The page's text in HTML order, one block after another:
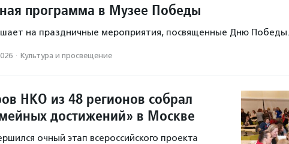
программа в Музее Победы
на праздничные мероприятия, посвященные Дню Победы.
· Культура и просвещение
НКО из 48 регионов собрал
достижений» в Москве
очный этап всероссийского проекта